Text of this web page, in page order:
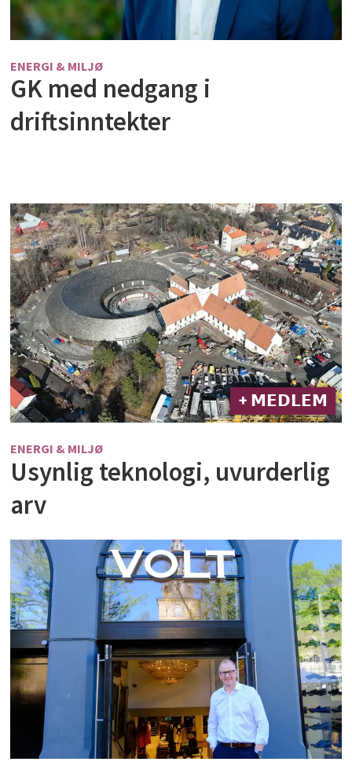
ENERGI & MILJØ
GK med nedgang i
driftsinntekter
+ 𝗠𝗘𝗗𝗟𝗘𝗠
ENERGI & MILJØ
Usynlig teknologi, uvurderlig
arv